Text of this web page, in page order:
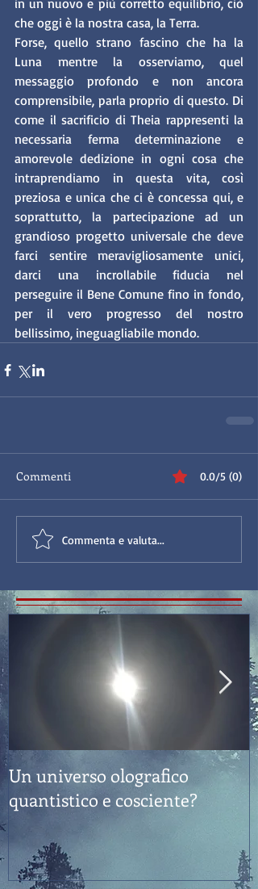
in un nuovo e più corretto equilibrio, ciò
che oggi è la nostra casa, la Terra.
Forse, quello strano fascino che ha la
Luna mentre la osserviamo, quel
messaggio profondo e non ancora
comprensibile, parla proprio di questo. Di
come il sacrificio di Theia rappresenti la
necessaria ferma determinazione e
amorevole dedizione in ogni cosa che
intraprendiamo in questa vita, così
preziosa e unica che ci è concessa qui, e
soprattutto, la partecipazione ad un
grandioso progetto universale che deve
farci sentire meravigliosamente unici,
darci una incrollabile fiducia nel
perseguire il Bene Comune fino in fondo,
per il vero progresso del nostro
bellissimo, ineguagliabile mondo.
Commenti 0.0/5 (0)
Commenta e valuta...
Un universo olografico
quantistico e cosciente?